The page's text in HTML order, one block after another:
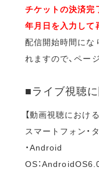
チケットの決済完
年月日を入力して
配信開始時間にな
れますので、ペー
■ライブ視聴
【動画視聴におけ
スマートフォン・
・Android
OS：